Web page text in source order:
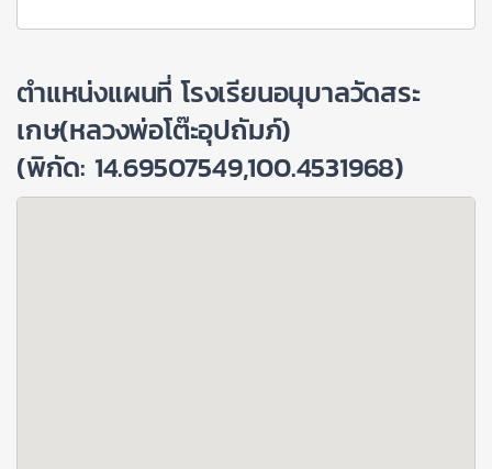
ตำแหน่งแผนที่ โรงเรียนอนุบาลวัดสระ
เกษ(หลวงพ่อโต๊ะอุปถัมภ์)
(พิกัด: 14.69507549,100.4531968)